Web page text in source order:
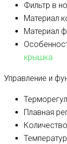
Фильтр в
Материал
Материал
крышка
Управление и
Плавная